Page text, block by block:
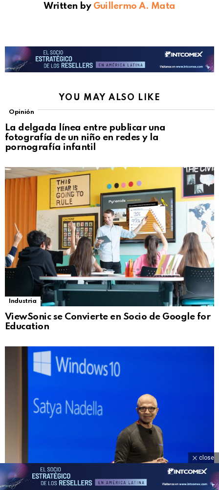
Written by Guillermo A. Mata
YOU MAY ALSO LIKE
Opinión
La delgada línea entre publicar una
fotografía de un niño en redes y la
pornografía infantil
Industria
ViewSonic se Convierte en Socio de Google for
Education
Destacados
close